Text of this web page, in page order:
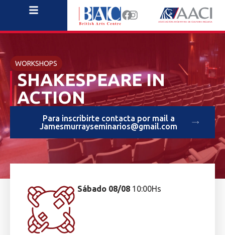
WORKSHOPS
SHAKESPEARE IN
ACTION
Para inscribirte contacta por mail a
Jamesmurrayseminarios@gmail.com
Sábado 08/08 10:00Hs